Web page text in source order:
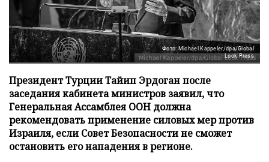
Фото: Michael Kappeler/dpa/Global
Look Press
Президент Турции Тайип Эрдоган после
заседания кабинета министров заявил, что
Генеральная Ассамблея ООН должна
рекомендовать применение силовых мер против
Израиля, если Совет Безопасности не сможет
остановить его нападения в регионе.